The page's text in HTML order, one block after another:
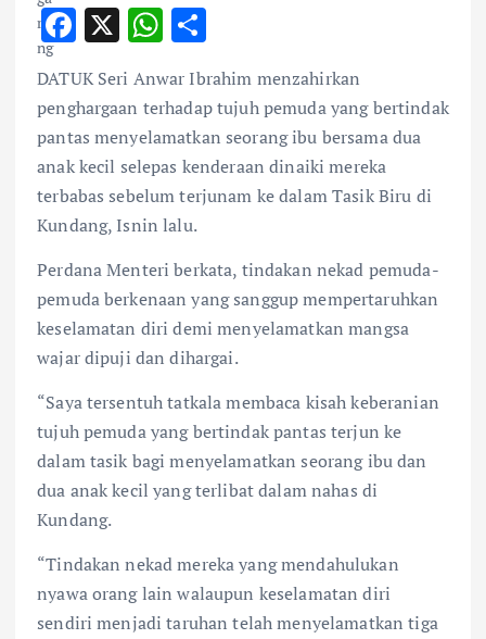
F
e
b
o
o
k
X W
at
s
A
p
p
h
ar
e
DATUK Seri Anwar Ibrahim menzahirkan
penghargaan terhadap tujuh pemuda yang bertindak
pantas menyelamatkan seorang ibu bersama dua
anak kecil selepas kenderaan dinaiki mereka
terbabas sebelum terjunam ke dalam Tasik Biru di
Kundang, Isnin lalu.
Perdana Menteri berkata, tindakan nekad pemuda-
pemuda berkenaan yang sanggup mempertaruhkan
keselamatan diri demi menyelamatkan mangsa
wajar dipuji dan dihargai.
“Saya tersentuh tatkala membaca kisah keberanian
tujuh pemuda yang bertindak pantas terjun ke
dalam tasik bagi menyelamatkan seorang ibu dan
dua anak kecil yang terlibat dalam nahas di
Kundang.
“Tindakan nekad mereka yang mendahulukan
nyawa orang lain walaupun keselamatan diri
sendiri menjadi taruhan telah menyelamatkan tiga